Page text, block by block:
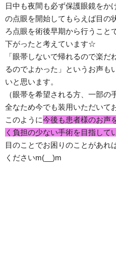
日中も夜間も必ず保護眼鏡をか
の点眼を開始してもらえば目の
ろ点眼を術後早期から行うこと
下がったと考えています☆
「眼帯しないで帰れるので楽
るのでよかった」というお声も
いと思います。
（眼帯を希望される方、一部
全なため今でも装用いただいて
このように今後も患者様のお声
く負担の少ない手術を目指して
目のことでお困りのことがあれ
くださいm(__)m